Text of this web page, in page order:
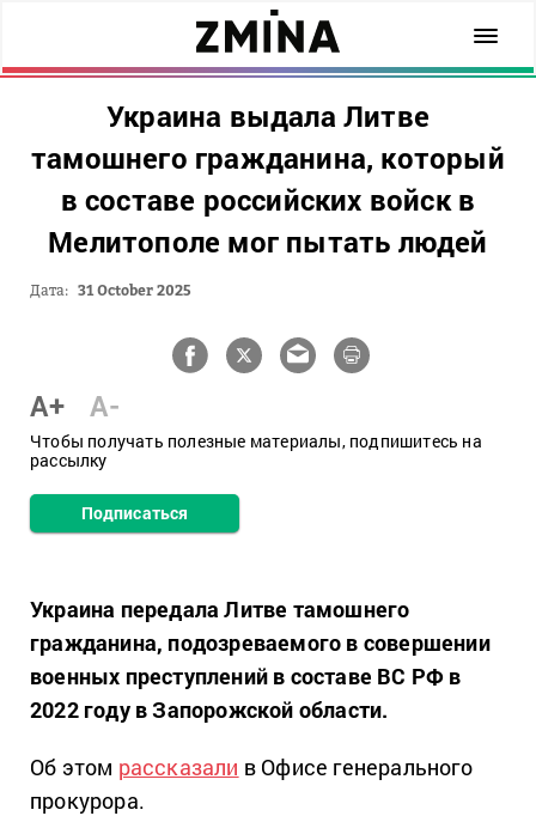
Украина выдала Литве
тамошнего гражданина, который
в составе российских войск в
Мелитополе мог пытать людей
Дата: 31 October 2025
A+ A-
Чтобы получать полезные материалы, подпишитесь на
рассылку
Подписаться
Украина передала Литве тамошнего
гражданина, подозреваемого в совершении
военных преступлений в составе ВС РФ в
2022 году в Запорожской области.
Об этом рассказали в Офисе генерального
прокурора.